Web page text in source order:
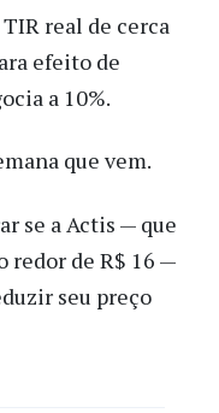
real de cerca
efeito de
a 10%.
que vem.
se a Actis — que
redor de R$ 16 —
seu preço